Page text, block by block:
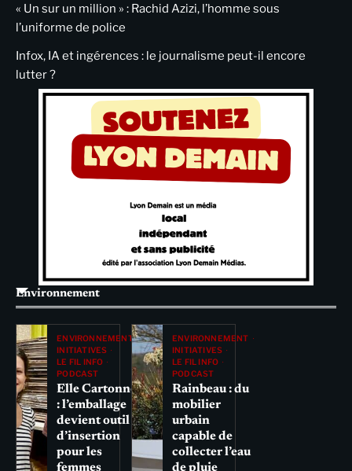
« Un sur un million » : Rachid Azizi, l’homme sous
l’uniforme de police
Infox, IA et ingérences : le journalisme peut-il encore
lutter ?
Environnement
ENVIRONNEMENT
INITIATIVES
LE FIL INFO
PODCAST
Elle Cartonne
: l’emballage
devient outil
d’insertion
pour les
femmes
ENVIRONNEMENT
INITIATIVES
LE FIL INFO
PODCAST
Rainbeau : du
mobilier
urbain
capable de
collecter l’eau
de pluie